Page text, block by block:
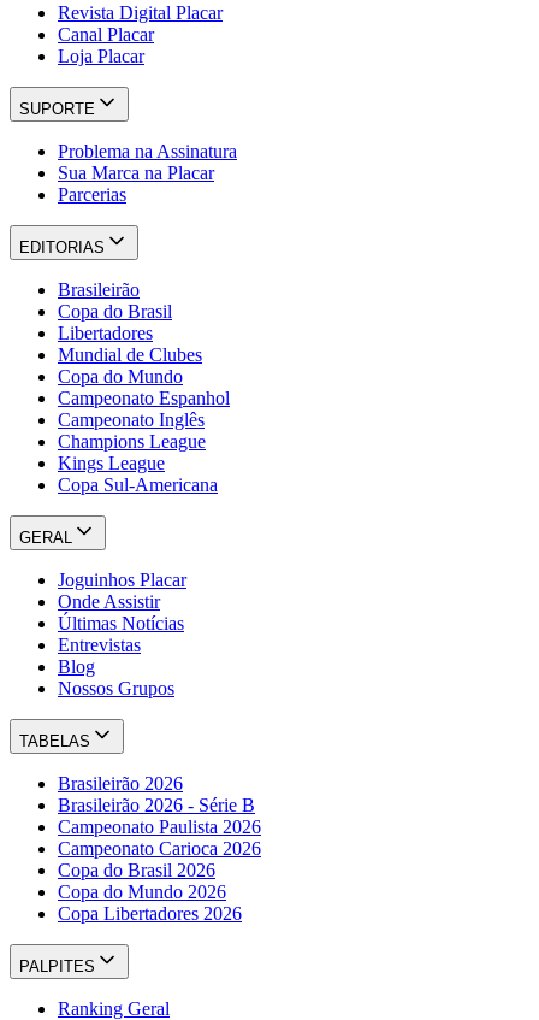
Revista Digital Placar
Canal Placar
Loja Placar
SUPORTE
Problema na Assinatura
Sua Marca na Placar
Parcerias
EDITORIAS
Brasileirão
Copa do Brasil
Libertadores
Mundial de Clubes
Copa do Mundo
Campeonato Espanhol
Campeonato Inglês
Champions League
Kings League
Copa Sul-Americana
GERAL
Joguinhos Placar
Onde Assistir
Últimas Notícias
Entrevistas
Blog
Nossos Grupos
TABELAS
Brasileirão 2026
Brasileirão 2026 - Série B
Campeonato Paulista 2026
Campeonato Carioca 2026
Copa do Brasil 2026
Copa do Mundo 2026
Copa Libertadores 2026
PALPITES
Ranking Geral